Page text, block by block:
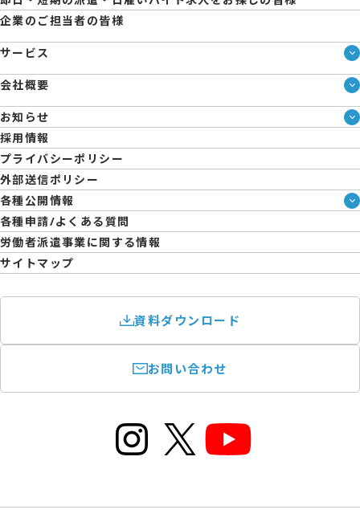
企業のご担当者の皆様
サービス
サービス一覧
即日・単発のバイト探しは「スマジョブ」
シェアジョブ農業
エントリーマーケット
会社概要
会社概要
メディア情報
人材派遣について
コーポレートガバナンス
拠点一覧
日雇派遣の原則禁止について
エントリーのサポートについて
お知らせ
ブログ
企業様向けお役立ちブログ
採用情報
プライバシーポリシー
外部送信ポリシー
各種公開情報
ハラスメント防止・対策方針
育児休業取得率および職場復帰率報告書
各種申請/よくある質問
労働者派遣事業に関する情報
サイトマップ
資料ダウンロード
お問い合わせ